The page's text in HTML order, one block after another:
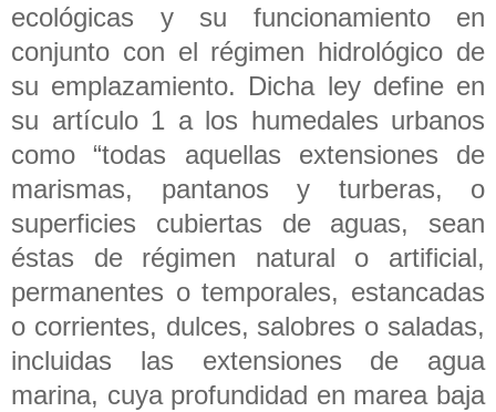
ecológicas y su funcionamiento en
conjunto con el régimen hidrológico de
su emplazamiento. Dicha ley define en
su artículo 1 a los humedales urbanos
como “todas aquellas extensiones de
marismas, pantanos y turberas, o
superficies cubiertas de aguas, sean
éstas de régimen natural o artificial,
permanentes o temporales, estancadas
o corrientes, dulces, salobres o saladas,
incluidas las extensiones de agua
marina, cuya profundidad en marea baja